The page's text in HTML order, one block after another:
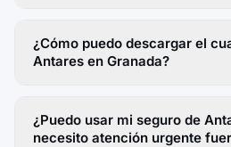
¿Cómo puedo descargar el
Antares en Granada?
¿Puedo usar mi seguro de
necesito atención urgente